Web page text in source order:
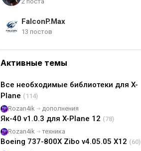
FalconP.Max
13 постов
Активные темы
Все необходимые библиотеки для X-
Plane (114)
Rozan4ik
дополнения
Як-40 v1.0.3 для X-Plane 12 (78)
Rozan4ik
техника
Boeing 737-800X Zibo v4.05.05 X12 (60)